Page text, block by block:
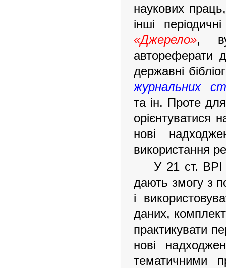
наукових
інші
«Джерело»,
автореферати
державні
журнальних
та ін. Проте
орієнтуватися
нові
використання
У 21 ст. ВРІ
дають змогу з
і
даних,
практикувати
нові
тематичними